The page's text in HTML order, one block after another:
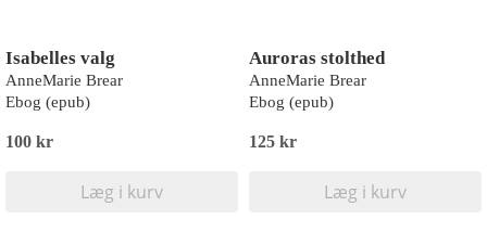
Isabelles valg
AnneMarie Brear
Ebog (epub)
100 kr
Læg i kurv
Auroras stolthed
AnneMarie Brear
Ebog (epub)
125 kr
Læg i kurv